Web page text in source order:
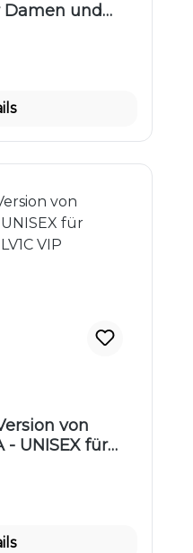
Damen und
® | LV1 VIP
von
- UNISEX für
VIP